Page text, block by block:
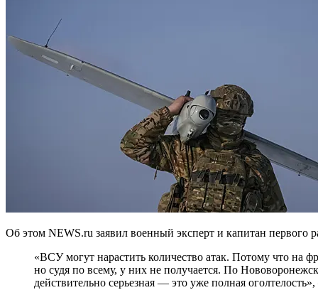
Об этом NEWS.ru заявил военный эксперт и капитан первого
«ВСУ могут нарастить количество атак. Потому что на фронтах не все ладится. Они пытаются, стараются,
но судя по всему, у них не получается. По
действительно серьезная — это уже полная